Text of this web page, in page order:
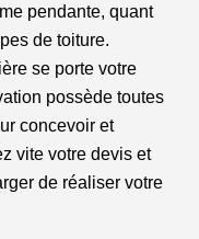
pendante, quant
de toiture.
se porte votre
possède toutes
concevoir et
vite votre devis et
de réaliser votre